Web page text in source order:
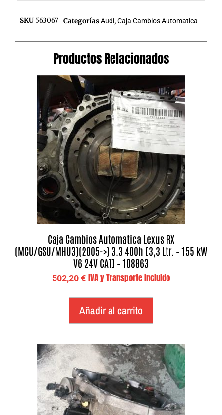
SKU 563067 CategoríasAudi,Caja Cambios Automatica
Productos Relacionados
Caja Cambios Automatica Lexus RX
(MCU/GSU/MHU3)(2005->) 3.3 400h [3,3 Ltr. – 155 kW
V6 24V CAT] – 108863
502,20€ IVA y Transporte Incluido
Añadir al carrito